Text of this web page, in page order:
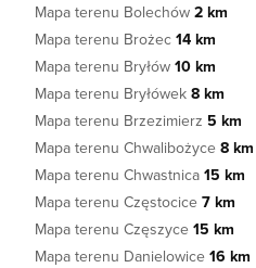
Mapa terenu Bolechów 2 km
Mapa terenu Brożec 14 km
Mapa terenu Bryłów 10 km
Mapa terenu Bryłówek 8 km
Mapa terenu Brzezimierz 5 km
Mapa terenu Chwalibożyce 8 km
Mapa terenu Chwastnica 15 km
Mapa terenu Częstocice 7 km
Mapa terenu Częszyce 15 km
Mapa terenu Danielowice 16 km